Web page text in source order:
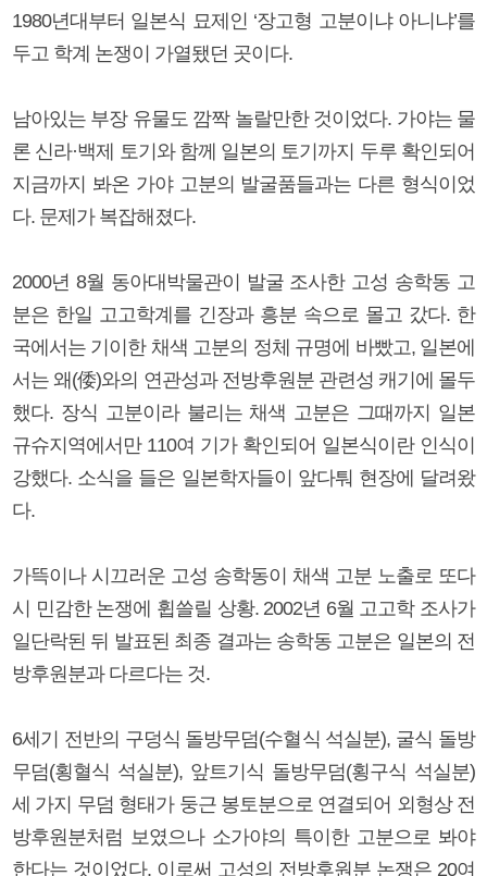
1980년대부터 일본식 묘제인 ‘장고형 고분이냐 아니냐’를
두고 학계 논쟁이 가열됐던 곳이다.
남아있는 부장 유물도 깜짝 놀랄만한 것이었다. 가야는 물
론 신라·백제 토기와 함께 일본의 토기까지 두루 확인되어
지금까지 봐온 가야 고분의 발굴품들과는 다른 형식이었
다. 문제가 복잡해졌다.
2000년 8월 동아대박물관이 발굴 조사한 고성 송학동 고
분은 한일 고고학계를 긴장과 흥분 속으로 몰고 갔다. 한
국에서는 기이한 채색 고분의 정체 규명에 바빴고, 일본에
서는 왜(倭)와의 연관성과 전방후원분 관련성 캐기에 몰두
했다. 장식 고분이라 불리는 채색 고분은 그때까지 일본
규슈지역에서만 110여 기가 확인되어 일본식이란 인식이
강했다. 소식을 들은 일본학자들이 앞다퉈 현장에 달려왔
다.
가뜩이나 시끄러운 고성 송학동이 채색 고분 노출로 또다
시 민감한 논쟁에 휩쓸릴 상황. 2002년 6월 고고학 조사가
일단락된 뒤 발표된 최종 결과는 송학동 고분은 일본의 전
방후원분과 다르다는 것.
6세기 전반의 구덩식 돌방무덤(수혈식 석실분), 굴식 돌방
무덤(횡혈식 석실분), 앞트기식 돌방무덤(횡구식 석실분)
세 가지 무덤 형태가 둥근 봉토분으로 연결되어 외형상 전
방후원분처럼 보였으나 소가야의 특이한 고분으로 봐야
한다는 것이었다. 이로써 고성의 전방후원분 논쟁은 20여